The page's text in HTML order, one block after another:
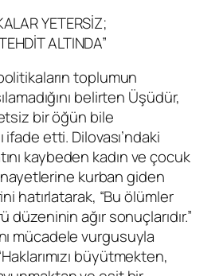
YETERSİZ;
ALTINDA”
toplumun
belirten Üşüdür,
bir öğün bile
ifade etti. Dilovası’ndaki
kaybeden kadın ve çocuk
kurban giden
hatırlatarak, “Bu ölümler
ağır sonuçlarıdır.”
mücadele vurgusuyla
büyütmekten,